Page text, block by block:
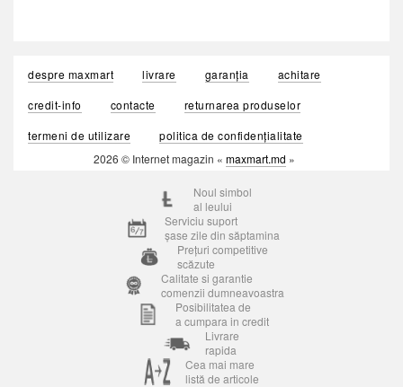
despre maxmart livrare garanția
achitare
credit-info
contacte
returnarea produselor
termeni de utilizare
politica de confidențialitate
2026 © Internet magazin « maxmart.md »
Noul simbol
al leului
Serviciu suport
șase zile din săptamina
Prețuri competitive
scăzute
Calitate si garantie
comenzii dumneavoastra
Posibilitatea de
a cumpara in credit
Livrare
rapida
Cea mai mare
listă de articole